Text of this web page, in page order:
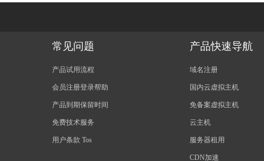
常见问题
产品试用流程
会员注册登录帮助
产品到期保留时间
免费技术服务
用户条款 Tos
产品快速导航
域名注册
国内云虚拟主机
免备案虚拟主机
云主机
服务器租用
CDN加速